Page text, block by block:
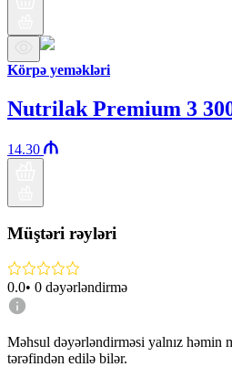
Körpə yeməkləri
Nutrilak Premium 3
14.30
Müştəri rəyləri
0.0• 0 dəyərləndirmə
Məhsul dəyərləndirməsi yalnız həmin
tərəfindən edilə bilər.